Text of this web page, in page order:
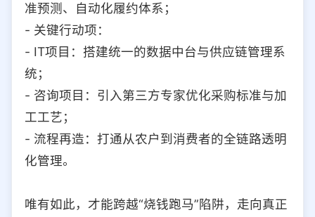
准预测、自动化履约体系；
- 关键行动项：
- IT项目：搭建统一的数据中台与供应链管理系
统；
- 咨询项目：引入第三方专家优化采购标准与加
工工艺；
- 流程再造：打通从农户到消费者的全链路透明
化管理。
唯有如此，才能跨越“烧钱跑马”陷阱，走向真正